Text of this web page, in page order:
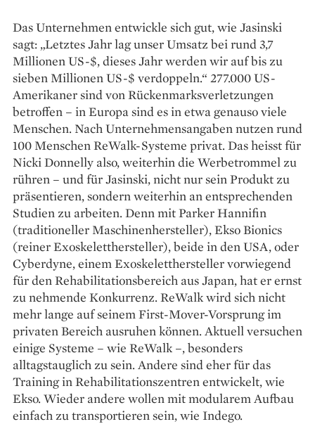
Das Unternehmen entwickle sich gut, wie Jasinski
sagt: „Letztes Jahr lag unser Umsatz bei rund 3,7
Millionen US-$, dieses Jahr werden wir auf bis zu
sieben Millionen US-$ verdoppeln.“ 277.000 US-
Amerikaner sind von Rückenmarksverletzungen
betroffen – in Europa sind es in etwa genauso viele
Menschen. Nach Unternehmensangaben nutzen rund
100 Menschen ReWalk-Systeme privat. Das heisst für
Nicki Donnelly also, weiterhin die Werbetrommel zu
rühren – und für Jasinski, nicht nur sein Produkt zu
präsentieren, sondern weiterhin an entsprechenden
Studien zu arbeiten. Denn mit Parker Hannifin
(traditioneller Maschinenhersteller), Ekso Bionics
(reiner Exo­skeletthersteller), beide in den USA, oder
Cyberdyne, einem Exoskeletthersteller vorwiegend
für den Rehabilitationsbereich aus Japan, hat er ernst
zu nehmende Konkurrenz. ReWalk wird sich nicht
mehr lange auf seinem First-Mover-Vorsprung im
privaten Bereich aus­ruhen können. Aktuell versuchen
einige Systeme – wie ReWalk –, besonders
alltagstauglich zu sein. Andere sind eher für das
Training in Rehabilitationszentren entwickelt, wie
Ekso. Wieder andere wollen mit modularem Aufbau
einfach zu transportieren sein, wie Indego.